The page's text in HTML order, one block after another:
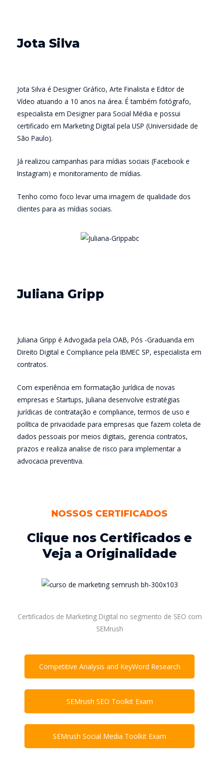
Jota Silva
Jota Silva é Designer Gráfico, Arte Finalista e Editor de
Vídeo atuando a 10 anos na área. É também fotógrafo,
especialista em Designer para Social Média e possui
certificado em Marketing Digital pela USP (Universidade de
São Paulo).
Já realizou campanhas para mídias sociais (Facebook e
Instagram) e monitoramento de mídias.
Tenho como foco levar uma imagem de qualidade dos
clientes para as mídias sociais.
Juliana Gripp
Juliana Gripp é Advogada pela OAB, Pós -Graduanda em
Direito Digital e Compliance pela IBMEC SP, especialista em
contratos.
Com experiência em formatação jurídica de novas
empresas e Startups, Juliana desenvolve estratégias
jurídicas de contratação e compliance, termos de uso e
política de privacidade para empresas que fazem coleta de
dados pessoais por meios digitais, gerencia contratos,
prazos e realiza analise de risco para implementar a
advocacia preventiva.
NOSSOS CERTIFICADOS
Clique nos Certificados e
Veja a Originalidade
Certificados de Marketing Digital no segmento de SEO com
SEMrush
Competitive Analysis and KeyWord Research
SEMrush SEO Toolkit Exam
SEMrush Social Media Toolkit Exam